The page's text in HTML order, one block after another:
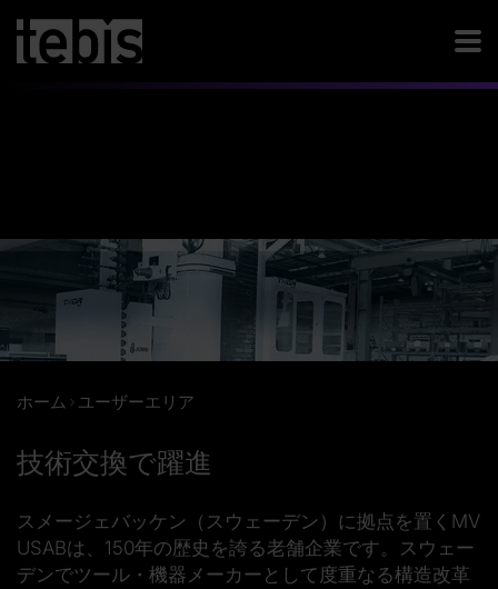
ホーム ユーザーエリア
技術交換で躍進
スメージェバッケン（スウェーデン）に拠点を置くMV
USABは、150年の歴史を誇る老舗企業です。スウェー
デンでツール・機器メーカーとして度重なる構造改革